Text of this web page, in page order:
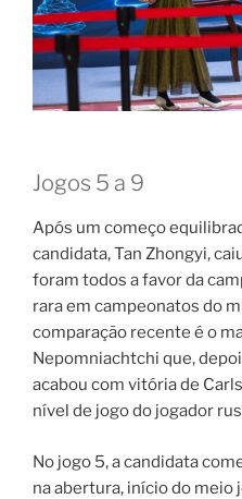
Jogos 5 a 9
Após um começo
candidata, Tan Zhongyi,
foram todos a favor da
rara em campeonatos do
comparação recente é o
Nepomniachtchi que,
acabou com vitória de
nível de jogo do jogador
No jogo 5, a candidata
na abertura, início do meio